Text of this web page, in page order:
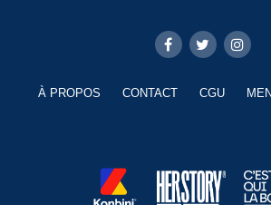
À PROPOS CONTACT CGU